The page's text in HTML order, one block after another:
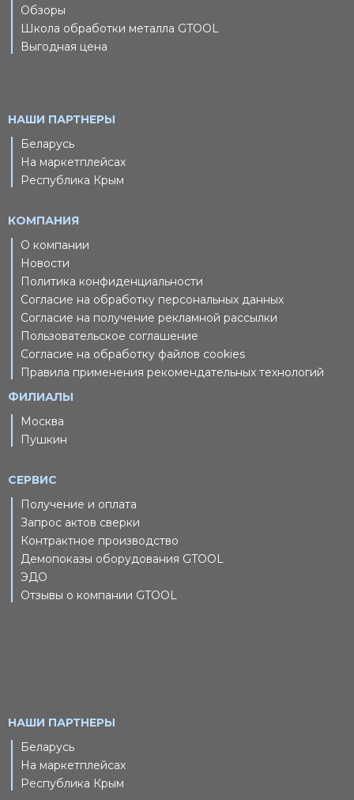
Обзоры
Школа обработки металла GTOOL
Выгодная цена
НАШИ ПАРТНЕРЫ
Беларусь
На маркетплейсах
Республика Крым
КОМПАНИЯ
О компании
Новости
Политика конфиденциальности
Согласие на обработку персональных данных
Согласие на получение рекламной рассылки
Пользовательское соглашение
Согласие на обработку файлов cookies
Правила применения рекомендательных технологий
ФИЛИАЛЫ
Москва
Пушкин
СЕРВИС
Получение и оплата
Запрос актов сверки
Контрактное производство
Демопоказы оборудования GTOOL
ЭДО
Отзывы о компании GTOOL
НАШИ ПАРТНЕРЫ
Беларусь
На маркетплейсах
Республика Крым